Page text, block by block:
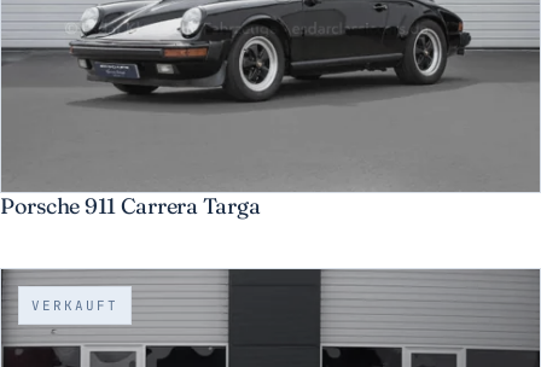
Porsche 911 Carrera Targa
VERKAUFT